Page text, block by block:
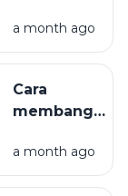
Penyebab
dan jenis-
a month ago
Cara
membangun
antara orang
tua dan
a month ago